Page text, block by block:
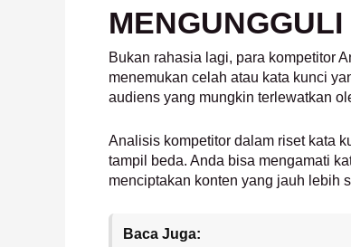
Bukan rahasia lagi, para kompetitor
menemukan celah atau kata kunci
audiens yang mungkin terlewatkan
Analisis kompetitor dalam riset kata
tampil beda. Anda bisa mengamati
menciptakan konten yang jauh lebih
Baca Juga: